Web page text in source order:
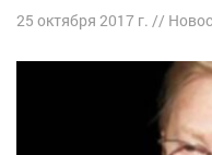
25 октября 2017 г. //